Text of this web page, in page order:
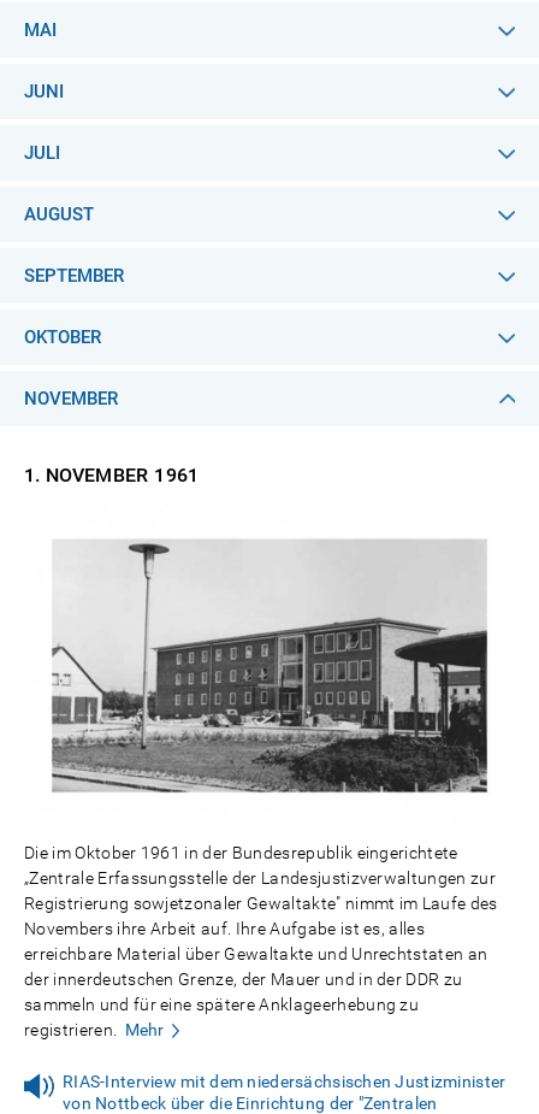
MAI
JUNI
JULI
AUGUST
SEPTEMBER
OKTOBER
NOVEMBER
1. NOVEMBER 1961
Die im Oktober 1961 in der Bundesrepublik eingerichtete
„Zentrale Erfassungsstelle der Landesjustizverwaltungen zur
Registrierung sowjetzonaler Gewaltakte" nimmt im Laufe des
Novembers ihre Arbeit auf. Ihre Aufgabe ist es, alles
erreichbare Material über Gewaltakte und Unrechtstaten an
der innerdeutschen Grenze, der Mauer und in der DDR zu
sammeln und für eine spätere Anklageerhebung zu
registrieren.
Mehr
RIAS-Interview mit dem niedersächsischen Justizminister
von Nottbeck über die Einrichtung der "Zentralen